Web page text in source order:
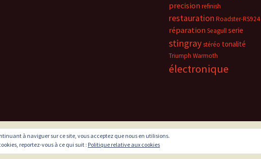
precision refinish
restauration Roadster-RS924
réparation Seagullserie
stingraystéréo tonalité
Triumph Warmoth
électronique
à naviguer sur ce site, vous acceptez que nous en utilisions.
reportez-vous à ce qui suit : Politique relative aux cookies